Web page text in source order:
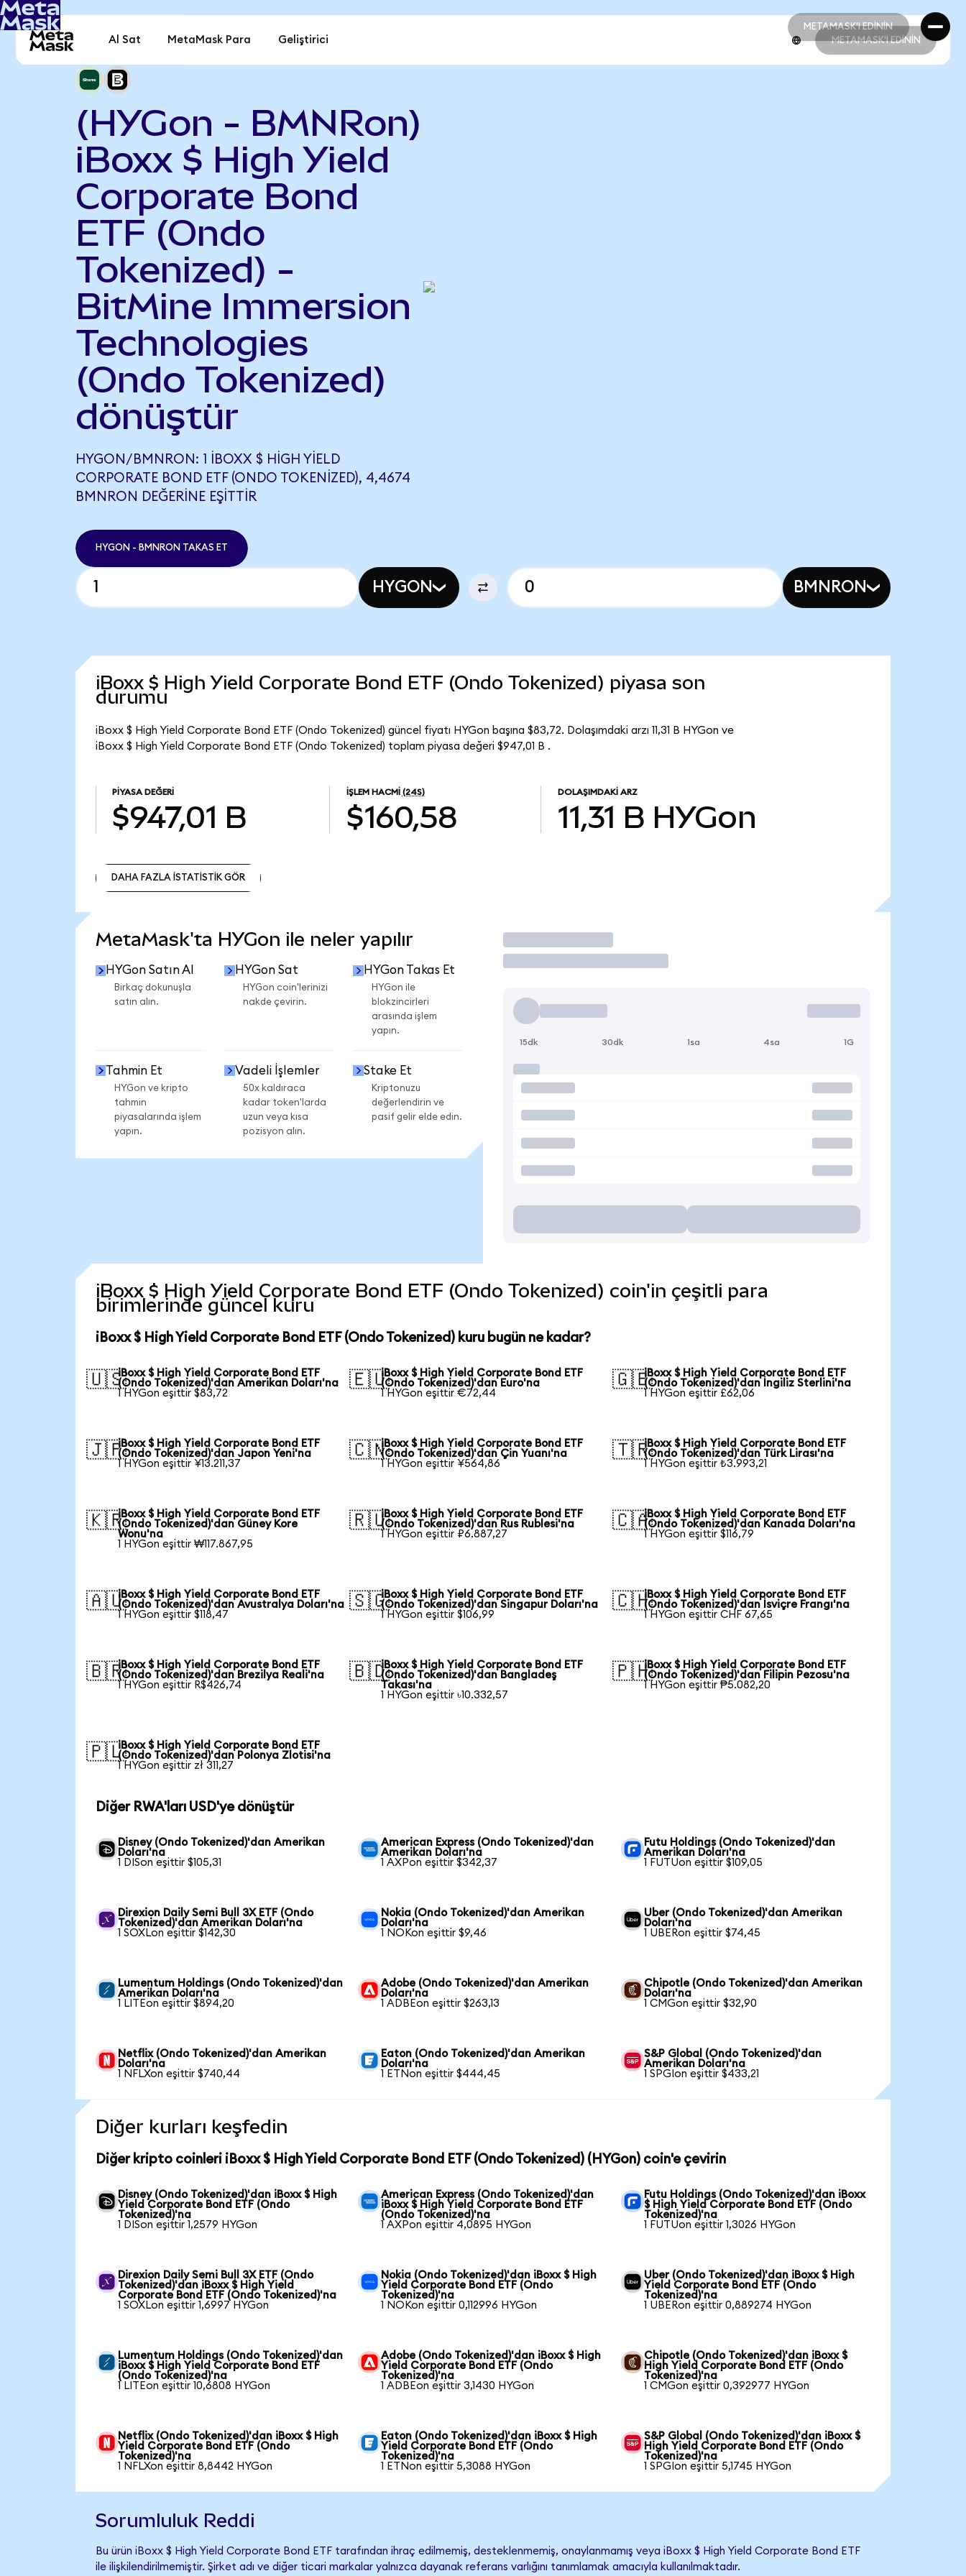
METAMASK'I EDİNİN
METAMASK'I EDİNİN
Al Sat MetaMask Para Geliştirici METAMASK'I EDİNİN
(HYGon - BMNRon)
iBoxx $ High Yield
Corporate Bond
ETF (Ondo
Tokenized) -
BitMine Immersion
Technologies
(Ondo Tokenized)
dönüştür
HYGON/BMNRON: 1 IBOXX $ HIGH YIELD
CORPORATE BOND ETF (ONDO TOKENIZED), 4,4674
BMNRON DEĞERINE EŞITTIR
HYGON - BMNRON TAKAS ET
HYGON BMNRON
iBoxx $ High Yield Corporate Bond ETF (Ondo Tokenized) piyasa son
durumu
iBoxx $ High Yield Corporate Bond ETF (Ondo Tokenized) güncel fiyatı HYGon başına $83,72. Dolaşımdaki arzı 11,31 B HYGon ve
iBoxx $ High Yield Corporate Bond ETF (Ondo Tokenized) toplam piyasa değeri $947,01 B .
PIYASA DEĞERI
$947,01 B
İŞLEM HACMI (24S)
$160,58
DOLAŞIMDAKI ARZ
11,31 B HYGon
DAHA FAZLA İSTATİSTİK GÖR
MetaMask'ta HYGon ile neler yapılır
HYGon Satın Al
Birkaç dokunuşla
satın alın.
HYGon Sat
HYGon coin'lerinizi
nakde çevirin.
HYGon Takas Et
HYGon ile
blokzincirleri
arasında işlem
yapın.
Tahmin Et
HYGon ve kripto
tahmin
piyasalarında işlem
yapın.
Vadeli İşlemler
50x kaldıraca
kadar token'larda
uzun veya kısa
pozisyon alın.
Stake Et
Kriptonuzu
değerlendirin ve
pasif gelir elde edin.
İşlem Yap
15dk 30dk 1sa 4sa 1G
iBoxx $ High Yield Corporate Bond ETF (Ondo Tokenized) coin'in çeşitli para
birimlerinde güncel kuru
iBoxx $ High Yield Corporate Bond ETF (Ondo Tokenized) kuru bugün ne kadar?
🇺🇸iBoxx $ High Yield Corporate Bond ETF
(Ondo Tokenized)'dan Amerikan Doları'na
1 HYGon eşittir $83,72
🇪🇺iBoxx $ High Yield Corporate Bond ETF
(Ondo Tokenized)'dan Euro'na
1 HYGon eşittir €72,44
🇬🇧iBoxx $ High Yield Corporate Bond ETF
(Ondo Tokenized)'dan İngiliz Sterlini'na
1 HYGon eşittir £62,06
🇯🇵iBoxx $ High Yield Corporate Bond ETF
(Ondo Tokenized)'dan Japon Yeni'na
1 HYGon eşittir ¥13.211,37
🇨🇳iBoxx $ High Yield Corporate Bond ETF
(Ondo Tokenized)'dan Çin Yuanı'na
1 HYGon eşittir ¥564,86
🇹🇷iBoxx $ High Yield Corporate Bond ETF
(Ondo Tokenized)'dan Türk Lirası'na
1 HYGon eşittir ₺3.993,21
🇰🇷iBoxx $ High Yield Corporate Bond ETF
(Ondo Tokenized)'dan Güney Kore
Wonu'na
1 HYGon eşittir ₩117.867,95
🇷🇺iBoxx $ High Yield Corporate Bond ETF
(Ondo Tokenized)'dan Rus Rublesi'na
1 HYGon eşittir ₽6.887,27
🇨🇦iBoxx $ High Yield Corporate Bond ETF
(Ondo Tokenized)'dan Kanada Doları'na
1 HYGon eşittir $116,79
🇦🇺iBoxx $ High Yield Corporate Bond ETF
(Ondo Tokenized)'dan Avustralya Doları'na
1 HYGon eşittir $118,47
🇸🇬iBoxx $ High Yield Corporate Bond ETF
(Ondo Tokenized)'dan Singapur Doları'na
1 HYGon eşittir $106,99
🇨🇭iBoxx $ High Yield Corporate Bond ETF
(Ondo Tokenized)'dan İsviçre Frangı'na
1 HYGon eşittir CHF 67,65
🇧🇷iBoxx $ High Yield Corporate Bond ETF
(Ondo Tokenized)'dan Brezilya Reali'na
1 HYGon eşittir R$426,74
🇧🇩iBoxx $ High Yield Corporate Bond ETF
(Ondo Tokenized)'dan Bangladeş
Takası'na
1 HYGon eşittir ৳10.332,57
🇵🇭iBoxx $ High Yield Corporate Bond ETF
(Ondo Tokenized)'dan Filipin Pezosu'na
1 HYGon eşittir ₱5.082,20
🇵🇱iBoxx $ High Yield Corporate Bond ETF
(Ondo Tokenized)'dan Polonya Zlotisi'na
1 HYGon eşittir zł 311,27
Diğer RWA'ları USD'ye dönüştür
Disney (Ondo Tokenized)'dan Amerikan
Doları'na
1 DISon eşittir $105,31
American Express (Ondo Tokenized)'dan
Amerikan Doları'na
1 AXPon eşittir $342,37
Futu Holdings (Ondo Tokenized)'dan
Amerikan Doları'na
1 FUTUon eşittir $109,05
Direxion Daily Semi Bull 3X ETF (Ondo
Tokenized)'dan Amerikan Doları'na
1 SOXLon eşittir $142,30
Nokia (Ondo Tokenized)'dan Amerikan
Doları'na
1 NOKon eşittir $9,46
Uber (Ondo Tokenized)'dan Amerikan
Doları'na
1 UBERon eşittir $74,45
Lumentum Holdings (Ondo Tokenized)'dan
Amerikan Doları'na
1 LITEon eşittir $894,20
Adobe (Ondo Tokenized)'dan Amerikan
Doları'na
1 ADBEon eşittir $263,13
Chipotle (Ondo Tokenized)'dan Amerikan
Doları'na
1 CMGon eşittir $32,90
Netflix (Ondo Tokenized)'dan Amerikan
Doları'na
1 NFLXon eşittir $740,44
Eaton (Ondo Tokenized)'dan Amerikan
Doları'na
1 ETNon eşittir $444,45
S&P Global (Ondo Tokenized)'dan
Amerikan Doları'na
1 SPGIon eşittir $433,21
Diğer kurları keşfedin
Diğer kripto coinleri iBoxx $ High Yield Corporate Bond ETF (Ondo Tokenized) (HYGon) coin'e çevirin
Disney (Ondo Tokenized)'dan iBoxx $ High
Yield Corporate Bond ETF (Ondo
Tokenized)'na
1 DISon eşittir 1,2579 HYGon
American Express (Ondo Tokenized)'dan
iBoxx $ High Yield Corporate Bond ETF
(Ondo Tokenized)'na
1 AXPon eşittir 4,0895 HYGon
Futu Holdings (Ondo Tokenized)'dan iBoxx
$ High Yield Corporate Bond ETF (Ondo
Tokenized)'na
1 FUTUon eşittir 1,3026 HYGon
Direxion Daily Semi Bull 3X ETF (Ondo
Tokenized)'dan iBoxx $ High Yield
Corporate Bond ETF (Ondo Tokenized)'na
1 SOXLon eşittir 1,6997 HYGon
Nokia (Ondo Tokenized)'dan iBoxx $ High
Yield Corporate Bond ETF (Ondo
Tokenized)'na
1 NOKon eşittir 0,112996 HYGon
Uber (Ondo Tokenized)'dan iBoxx $ High
Yield Corporate Bond ETF (Ondo
Tokenized)'na
1 UBERon eşittir 0,889274 HYGon
Lumentum Holdings (Ondo Tokenized)'dan
iBoxx $ High Yield Corporate Bond ETF
(Ondo Tokenized)'na
1 LITEon eşittir 10,6808 HYGon
Adobe (Ondo Tokenized)'dan iBoxx $ High
Yield Corporate Bond ETF (Ondo
Tokenized)'na
1 ADBEon eşittir 3,1430 HYGon
Chipotle (Ondo Tokenized)'dan iBoxx $
High Yield Corporate Bond ETF (Ondo
Tokenized)'na
1 CMGon eşittir 0,392977 HYGon
Netflix (Ondo Tokenized)'dan iBoxx $ High
Yield Corporate Bond ETF (Ondo
Tokenized)'na
1 NFLXon eşittir 8,8442 HYGon
Eaton (Ondo Tokenized)'dan iBoxx $ High
Yield Corporate Bond ETF (Ondo
Tokenized)'na
1 ETNon eşittir 5,3088 HYGon
S&P Global (Ondo Tokenized)'dan iBoxx $
High Yield Corporate Bond ETF (Ondo
Tokenized)'na
1 SPGIon eşittir 5,1745 HYGon
Sorumluluk Reddi
Bu ürün iBoxx $ High Yield Corporate Bond ETF tarafından ihraç edilmemiş, desteklenmemiş, onaylanmamış veya iBoxx $ High Yield Corporate Bond ETF
ile ilişkilendirilmemiştir. Şirket adı ve diğer ticari markalar yalnızca dayanak referans varlığını tanımlamak amacıyla kullanılmaktadır.